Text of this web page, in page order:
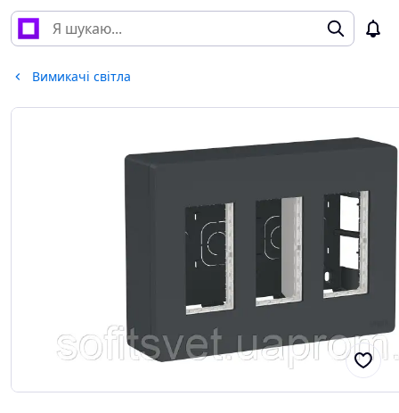
Вимикачі світла